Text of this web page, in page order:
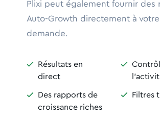
Plixi peut également fournir des
Auto-Growth directement à
demande.

Résultats en
direct

Des rapports de
croissance riches

 Filtres